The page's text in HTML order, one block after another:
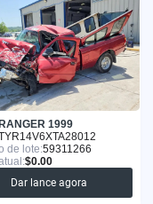
1999
de lote:59311266
$0.00
Dar lance agora